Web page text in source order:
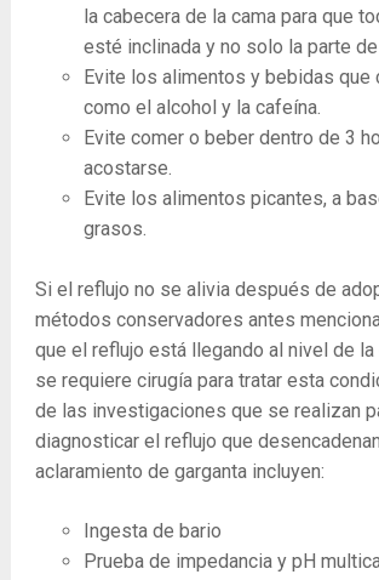
la cabecera de la cama para que
esté inclinada y no solo la parte
Evite los alimentos y bebidas que
como el alcohol y la cafeína.
Evite comer o beber dentro de 3
acostarse.
Evite los alimentos picantes, a
grasos.
Si el reflujo no se alivia después de
métodos conservadores antes
que el reflujo está llegando al nivel de la
se requiere cirugía para tratar esta
de las investigaciones que se realizan
diagnosticar el reflujo que
aclaramiento de garganta incluyen:
Ingesta de bario
Prueba de impedancia y pH